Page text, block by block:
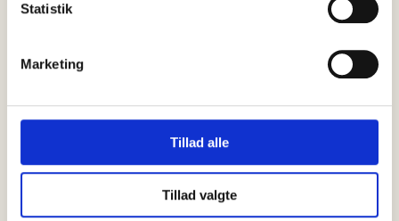
Statistik
Marketing
Tillad alle
Tillad valgte
SENESTENYT SE ALLE